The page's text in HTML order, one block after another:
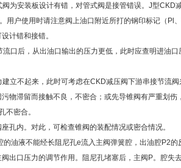
为安装板设计有错，对管式阀是接管错误。J型CKD
用户使用时请注意阀上油口附近所打的钢印标记（Pl
计错和接错。
口后，从出油口输出的压力更低，此时应查明进油口
立不起来，此时可考虑在CKD减压阀下游串接节流阀
物滞留而接触不良，不密合；或先导锥阀有严重划伤
不密合。
孔内。对此，可检查锥阀的装配情况或密合情况。
油液不能经长阻尼孔e流入主阀弹簧腔，出油腔P2的
出口压力的调节作用。阻尼孔堵塞后，主阀P。腔失